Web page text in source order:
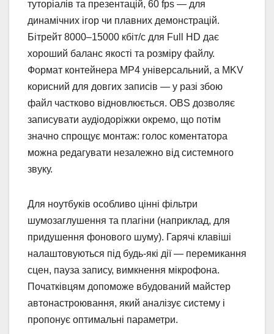
туторіалів та презентацій, 60 fps — для
динамічних ігор чи плавних демонстрацій.
Бітрейт 8000–15000 кбіт/с для Full HD дає
хороший баланс якості та розміру файлу.
Формат контейнера MP4 універсальний, а MKV
корисний для довгих записів — у разі збою
файл частково відновлюється. OBS дозволяє
записувати аудіодоріжки окремо, що потім
значно спрощує монтаж: голос коментатора
можна редагувати незалежно від системного
звуку.
Для ноутбуків особливо цінні фільтри
шумозаглушення та плагіни (наприклад, для
придушення фонового шуму). Гарячі клавіші
налаштовуються під будь-які дії — перемикання
сцен, пауза запису, вимкнення мікрофона.
Початківцям допоможе вбудований майстер
автонастроювання, який аналізує систему і
пропонує оптимальні параметри.